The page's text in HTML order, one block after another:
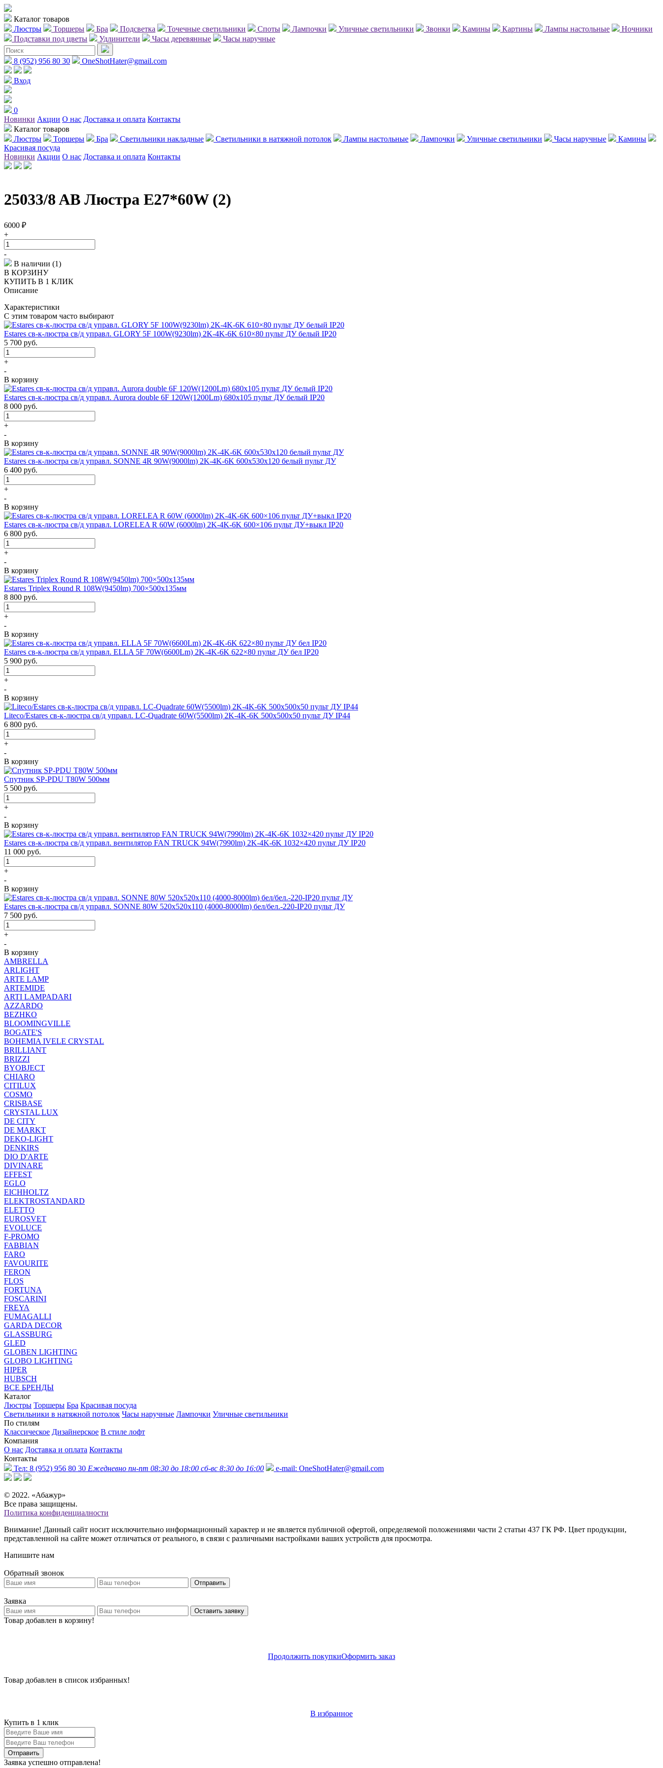
Каталог товаров
Люстры
Торшеры Бра Подсветка Точечные светильники Споты Лампочки Уличные светильники Звонки Камины Картины Лампы настольные
Ночники
Подставки под цветы
Удлинители Часы деревянные Часы наручные
8 (952) 956 80 30 OneShotHater@gmail.com
Вход
0
Новинки Акции О нас Доставка и оплата Контакты
Каталог товаров
Люстры
Торшеры Бра Светильники накладные Светильники в натяжной потолок Лампы настольные Лампочки Уличные светильники Часы наручные
Камины
Красивая посуда
Новинки Акции О нас Доставка и оплата Контакты
25033/8 AB Люстра E27*60W (2)
6000 ₽
+
-
В наличии (1)
В КОРЗИНУ
КУПИТЬ В 1 КЛИК
Описание
Характеристики
С этим товаром часто выбирают
Estares св-к-люстра св/д управл. GLORY 5F 100W(9230lm) 2K-4K-6K 610×80 пульт ДУ белый IP20
5 700 руб.
+
-
В корзину
Estares св-к-люстра св/д управл. Aurora double 6F 120W(1200Lm) 680х105 пульт ДУ белый IP20
8 000 руб.
+
-
В корзину
Estares св-к-люстра св/д управл. SONNE 4R 90W(9000lm) 2K-4K-6K 600x530x120 белый пульт ДУ
6 400 руб.
+
-
В корзину
Estares св-к-люстра св/д управл. LORELEA R 60W (6000lm) 2K-4K-6K 600×106 пульт ДУ+выкл IP20
6 800 руб.
+
-
В корзину
Estares Triplex Round R 108W(9450lm) 700×500х135мм
8 800 руб.
+
-
В корзину
Estares св-к-люстра св/д управл. ELLA 5F 70W(6600Lm) 2K-4K-6K 622×80 пульт ДУ бел IP20
5 900 руб.
+
-
В корзину
Liteco/Estares св-к-люстра св/д управл. LC-Quadrate 60W(5500lm) 2K-4K-6K 500x500x50 пульт ДУ IP44
6 800 руб.
+
-
В корзину
Спутник SP-PDU T80W 500мм
5 500 руб.
+
-
В корзину
Estares св-к-люстра св/д управл. вентилятор FAN TRUCK 94W(7990lm) 2K-4K-6K 1032×420 пульт ДУ IP20
11 000 руб.
+
-
В корзину
Estares св-к-люстра св/д управл. SONNE 80W 520x520x110 (4000-8000lm) бел/бел.-220-IP20 пульт ДУ
7 500 руб.
+
-
В корзину
AMBRELLA
ARLIGHT
ARTE LAMP
ARTEMIDE
ARTI LAMPADARI
AZZARDO
BEZHKO
BLOOMINGVILLE
BOGATE'S
BOHEMIA IVELE CRYSTAL
BRILLIANT
BRIZZI
BYOBJECT
CHIARO
CITILUX
COSMO
CRISBASE
CRYSTAL LUX
DE CITY
DE MARKT
DEKO-LIGHT
DENKIRS
DIO D'ARTE
DIVINARE
EFFEST
EGLO
EICHHOLTZ
ELEKTROSTANDARD
ELETTO
EUROSVET
EVOLUCE
F-PROMO
FABBIAN
FARO
FAVOURITE
FERON
FLOS
FORTUNA
FOSCARINI
FREYA
FUMAGALLI
GARDA DECOR
GLASSBURG
GLED
GLOBEN LIGHTING
GLOBO LIGHTING
HIPER
HUBSCH
ВСЕ БРЕНДЫ
Каталог
Люстры Торшеры Бра Красивая посуда
Светильники в натяжной потолок Часы наручные Лампочки Уличные светильники
По стилям
Классическое Дизайнерское В стиле лофт
Компания
О нас Доставка и оплата Контакты
Контакты
Тел: 8 (952) 956 80 30 Ежедневно пн-пт 08:30 до 18:00 сб-вс 8:30 до 16:00 e-mail: OneShotHater@gmail.com
© 2022. «Абажур»
Все права защищены.
Политика конфиденциалности
Внимание! Данный сайт носит исключительно информационный характер и не является публичной офертой, определяемой положениями части 2 статьи 437 ГК РФ. Цвет продукции,
представленной на сайте может отличаться от реального, в связи с различными настройками ваших устройств для просмотра.
Напишите нам
Обратный звонок
Отправить
Заявка
Оставить заявку
Товар добавлен в корзину!
Продолжить покупкиОформить заказ
Товар добавлен в список избранных!
В избранное
Купить в 1 клик
Заявка успешно отправлена!